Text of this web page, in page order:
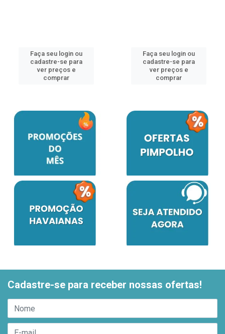
Faça seu login ou
cadastre-se para
ver preços e
comprar
Faça seu login ou
cadastre-se para
ver preços e
comprar
Cadastre-se para receber nossas ofertas!